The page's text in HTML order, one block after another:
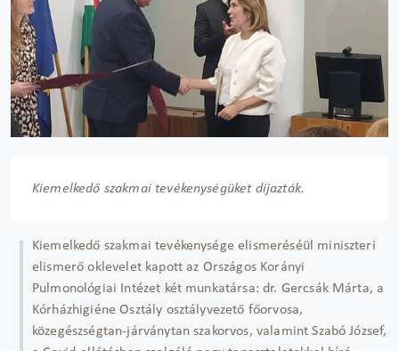
Kiemelkedő szakmai tevékenységüket díjazták.
Kiemelkedő szakmai tevékenysége elismeréséül miniszteri
elismerő oklevelet kapott az Országos Korányi
Pulmonológiai Intézet két munkatársa: dr. Gercsák Márta, a
Kórházhigiéne Osztály osztályvezető főorvosa,
közegészségtan-járványtan szakorvos, valamint Szabó József,